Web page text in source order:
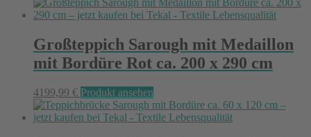
Großteppich Sarough mit Medaillon
mit Bordüre Rot ca. 200 x 290 cm
4199,99 € Produkt ansehen